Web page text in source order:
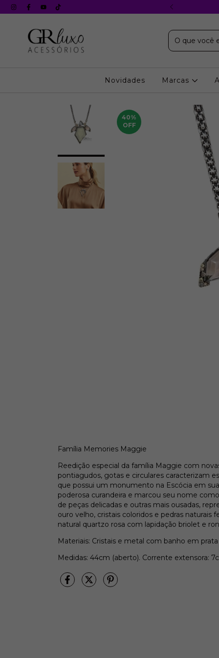
s/ juros em todos os cartões
Novidades Marcas
40%
OFF
Família Memories Maggie
Reedição especial da família Maggie com
pontiagudos, gotas e circulares caracterizam
que possui um monumento na Escócia em
poderosa curandeira e marcou seu nome
de peças delicadas e outras mais ousadas,
ouro velho, cristais coloridos e pedras
natural quartzo rosa com lapidação briolet e
Materiais: Cristais e metal com banho em
Medidas: 44cm (aberto). Corrente extensora: